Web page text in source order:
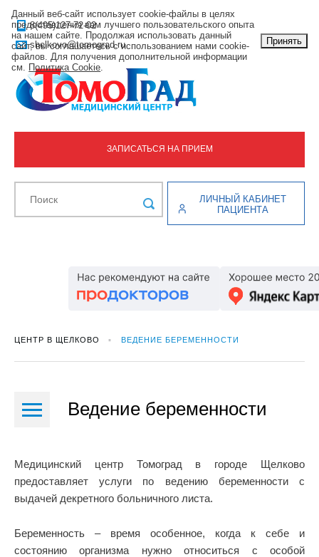
8(495)127-72-02
shelkovo@tomograd.ru
ЗАПИСАТЬСЯ НА ПРИЕМ
ЛИЧНЫЙ КАБИНЕТ
ПАЦИЕНТА
ЦЕНТР В ЩЕЛКОВО ВЕДЕНИЕ БЕРЕМЕННОСТИ
Ведение беременности
Медицинский центр Томоград в городе Щелково
предоставляет услуги по ведению беременности с
выдачей декретного больничного листа.
Беременность – время особенное, когда к себе и
состоянию организма нужно относиться с особой
Данный веб-сайт использует cookie-файлы в целях
предоставления вам лучшего пользовательского опыта
на нашем сайте. Продолжая использовать данный
сайт, вы соглашаетесь с использованием нами cookie-
файлов. Для получения дополнительной информации
см. Политика Cookie.
Принять